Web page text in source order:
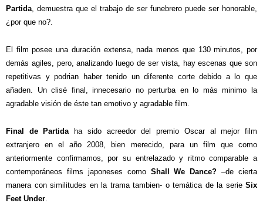
Partida , demuestra que el trabajo de ser funebrero puede ser honorable,
¿por que no?.
El film posee una duración extensa, nada menos que 130 minutos, por
demás agiles, pero, analizando luego de ser vista, hay escenas que son
repetitivas y podrian haber tenido un diferente corte debido a lo que
añaden. Un clisé final, innecesario no perturba en lo más minimo la
agradable visión de éste tan emotivo y agradable film.
Final de Partida ha sido acreedor del premio Oscar al mejor film
extranjero en el año 2008, bien merecido, para un film que como
anteriormente confirmamos, por su entrelazado y ritmo comparable a
contemporáneos films japoneses como Shall We Dance? –de cierta
manera con similitudes en la trama tambien- o temática de la serie Six
Feet Under